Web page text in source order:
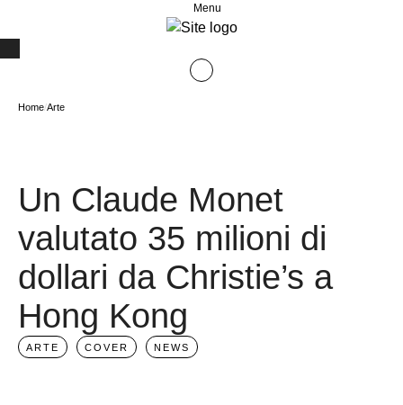
Menu
Home/Arte
Un Claude Monet
valutato 35 milioni di
dollari da Christie’s a
Hong Kong
ARTE COVER NEWS